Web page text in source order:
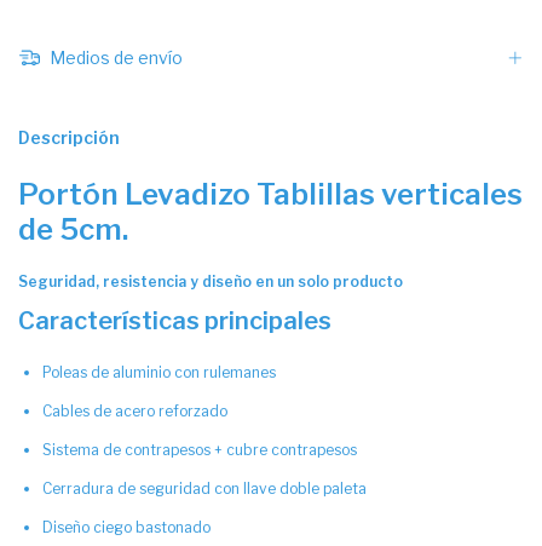
Medios de envío
Descripción
Portón Levadizo Tablillas verticales
de 5cm.
Seguridad, resistencia y diseño en un solo producto
Características principales
Poleas de aluminio con rulemanes
Cables de acero reforzado
Sistema de contrapesos + cubre contrapesos
Cerradura de seguridad con llave doble paleta
Diseño ciego bastonado